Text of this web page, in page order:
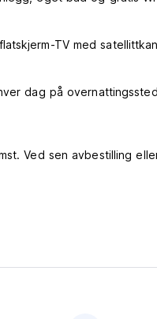
TV med
dag på
Ved sen avbestilling